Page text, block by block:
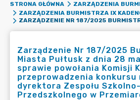
STRONA GŁÓWNA
ZARZĄDZENIA
ZARZĄDZENIA BURMISTRZA IX
Zarządzenie Nr 187/2025
Miasta Pułtusk z dnia 28
sprawie powołania Komisji
przeprowadzenia konkursu
dyrektora Zespołu Szkolno-
Przedszkolnego w